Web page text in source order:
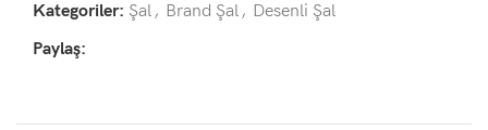
Kategoriler: Şal, Brand Şal, Desenli Şal
Paylaş: